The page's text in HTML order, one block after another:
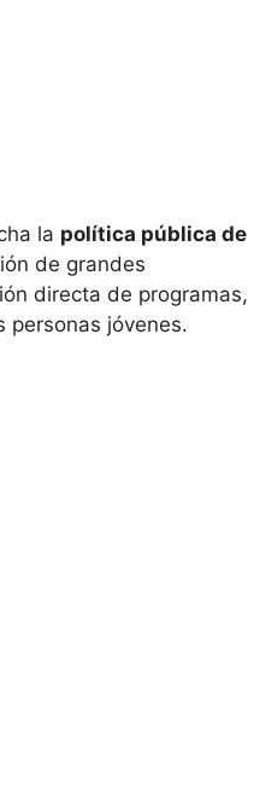
la política pública de
de grandes
directa de programas,
personas jóvenes.